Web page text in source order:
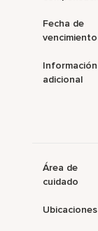
Fecha de
vencimiento
Información
adicional
Área de
cuidado
Ubicaciones